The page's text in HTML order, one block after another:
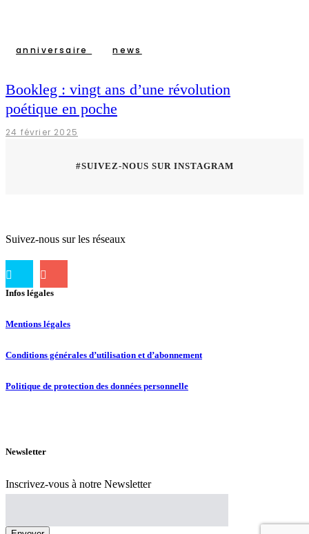
anniversaire news
Bookleg : vingt ans d’une révolution
poétique en poche
24 février 2025
#SUIVEZ-NOUS SUR INSTAGRAM
Suivez-nous sur les réseaux
Infos légales
Mentions légales
Conditions générales d’utilisation et d’abonnement
Politique de protection des données personnelle
Newsletter
Inscrivez-vous à notre Newsletter